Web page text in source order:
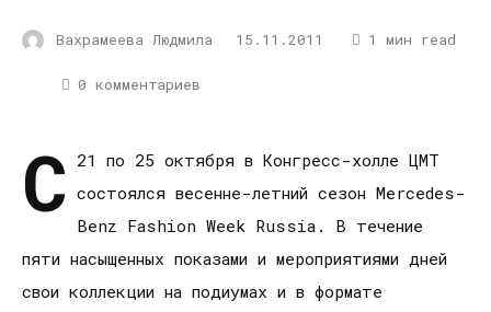
Вахрамеева Людмила 15.11.2011 1 мин read
0 комментариев
С 21 по 25 октября в Конгресс-холле ЦМТ
состоялся весенне-летний сезон Mercedes-
Benz Fashion Week Russia. В течение
пяти насыщенных показами и мероприятиями дней
свои коллекции на подиумах и в формате